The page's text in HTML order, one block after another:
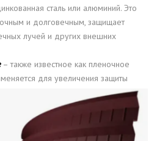
сталь или алюминий. Это
и долговечным, защищает
лучей и других внешних
– также известное как пленочное
для увеличения защиты